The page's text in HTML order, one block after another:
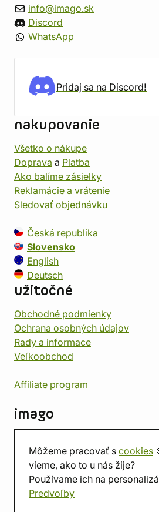
Môžeme pracovať s cookies
vieme, ako to u nás žije?
Používame ich na
Predvoľby
info@imago.sk
Discord
WhatsApp
Pridaj sa na Discord!
nakupovanie
Všetko o nákupe
Doprava a Platba
Ako balíme zásielky
Reklamácie a vrátenie
Sledovať objednávku
Česká republika
Slovensko
English
Deutsch
užitočné
Obchodné podmienky
Ochrana osobných údajov
Rady a informace
Veľkoobchod
Affiliate program
imago
Predajňa
Herňa
O nás
Hodnotenie obchodu